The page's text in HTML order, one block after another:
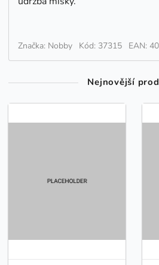
Značka: Nobby Kód: 37315 EAN:
Nejnovější